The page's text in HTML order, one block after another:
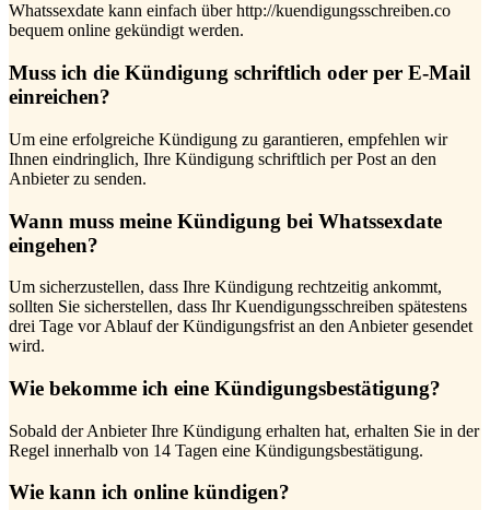
Whatssexdate kann einfach über http://kuendigungsschreiben.co
bequem online gekündigt werden.
Muss ich die Kündigung schriftlich oder per E-Mail
einreichen?
Um eine erfolgreiche Kündigung zu garantieren, empfehlen wir
Ihnen eindringlich, Ihre Kündigung schriftlich per Post an den
Anbieter zu senden.
Wann muss meine Kündigung bei Whatssexdate
eingehen?
Um sicherzustellen, dass Ihre Kündigung rechtzeitig ankommt,
sollten Sie sicherstellen, dass Ihr Kuendigungsschreiben spätestens
drei Tage vor Ablauf der Kündigungsfrist an den Anbieter gesendet
wird.
Wie bekomme ich eine Kündigungsbestätigung?
Sobald der Anbieter Ihre Kündigung erhalten hat, erhalten Sie in der
Regel innerhalb von 14 Tagen eine Kündigungsbestätigung.
Wie kann ich online kündigen?